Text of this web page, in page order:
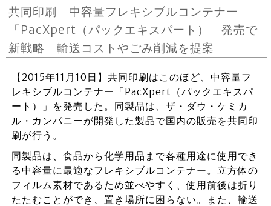
共同印刷 中容量フレキシブルコンテナー
「PacXpert（パックエキスパート）」発売で
新戦略 輸送コストやごみ削減を提案
【2015年11月10日】共同印刷はこのほど、中容量フ
レキシブルコンテナー「PacXpert（パックエキスパ
ート）」を発売した。同製品は、ザ・ダウ・ケミカ
ル・カンパニーが開発した製品で国内の販売を共同印
刷が行う。
同製品は、食品から化学用品まで各種用途に使用でき
る中容量に最適なフレキシブルコンテナー。立方体の
フィルム素材であるため並べやすく、使用前後は折り
たたむことができ、置き場所に困らない。また、輸送